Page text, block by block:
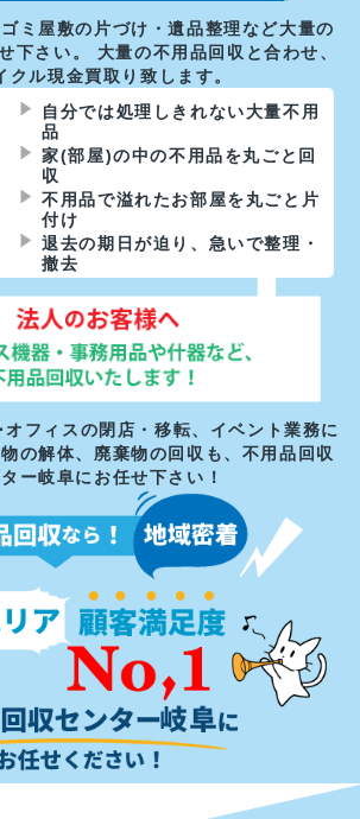
ミ屋敷の片づけ・遺品整理など大量の
下さい。 大量の不用品回収と合わせ、
クル現金買取り致します。
自分では処理しきれない大量不用
品
家(部屋)の中の不用品を丸ごと回
収
不用品で溢れたお部屋を丸ごと片
付け
退去の期日が迫り、急いで整理・
撤去
フィスの閉店・移転、イベント業務に
の解体、廃棄物の回収も、不用品回収
ー岐阜にお任せ下さい！